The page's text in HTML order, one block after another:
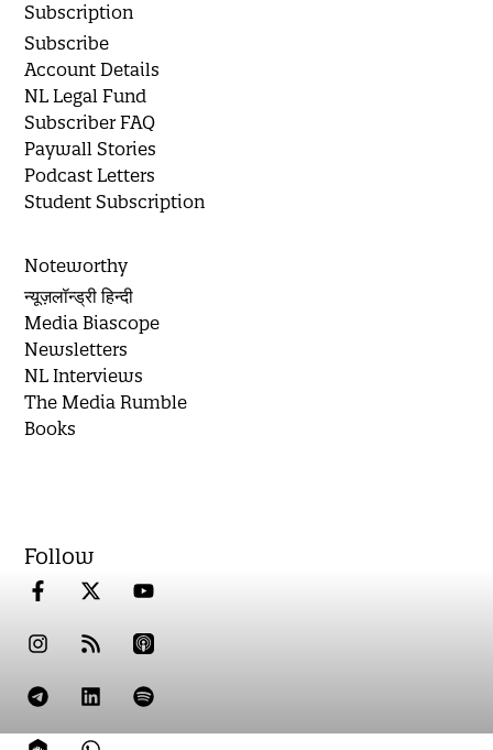
Subscription
Subscribe
Account Details
NL Legal Fund
Subscriber FAQ
Paywall Stories
Podcast Letters
Student Subscription
Noteworthy
न्यूज़लॉन्ड्री हिन्दी
Media Biascope
Newsletters
NL Interviews
The Media Rumble
Books
Follow